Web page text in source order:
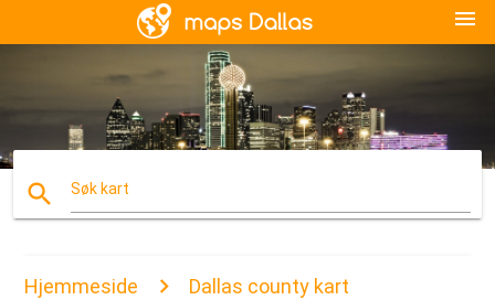
menu
search Søk kart
Hjemmeside Dallas county kart